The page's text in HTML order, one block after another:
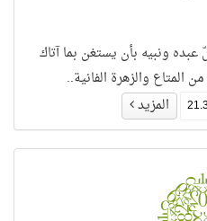
ونبيه بأن يستغن بما آتاك
المتاع والزهرة الفانية..
المزيد